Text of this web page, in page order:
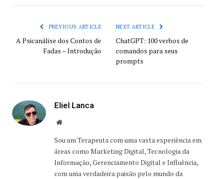
PREVIOUS ARTICLE
A Psicanálise dos Contos de
Fadas – Introdução
NEXT ARTICLE
ChatGPT: 100 verbos de
comandos para seus
prompts
Eliel Lanca
Website
Sou um Terapeuta com uma vasta experiência em
áreas como Marketing Digital, Tecnologia da
Informação, Gerenciamento Digital e Influência,
com uma verdadeira paixão pelo mundo da